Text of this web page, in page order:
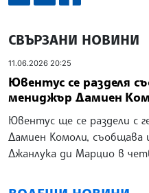
СВЪРЗАНИ НОВИНИ
11.06.2026 20:25
Ювентус се разделя
мениджър Дамиен
Ювентус ще се раздели с
Дамиен Комоли, съобщава
Джанлука ди Марцио в